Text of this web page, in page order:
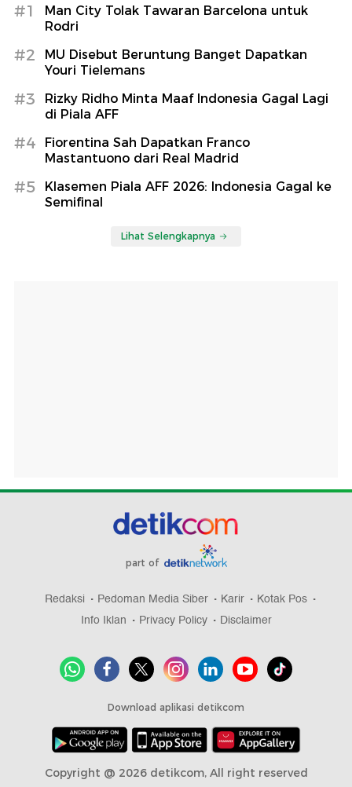
#1
Man City Tolak Tawaran Barcelona untuk
Rodri
#2
MU Disebut Beruntung Banget Dapatkan
Youri Tielemans
#3
Rizky Ridho Minta Maaf Indonesia Gagal Lagi
di Piala AFF
#4
Fiorentina Sah Dapatkan Franco
Mastantuono dari Real Madrid
#5
Klasemen Piala AFF 2026: Indonesia Gagal ke
Semifinal
Lihat Selengkapnya
part of
Redaksi Pedoman Media Siber Karir
Kotak Pos
Info Iklan
Privacy Policy Disclaimer
Download aplikasi detikcom
Copyright @ 2026 detikcom, All right reserved